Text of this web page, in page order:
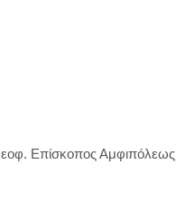
Επίσκοπος Αμφιπόλεως